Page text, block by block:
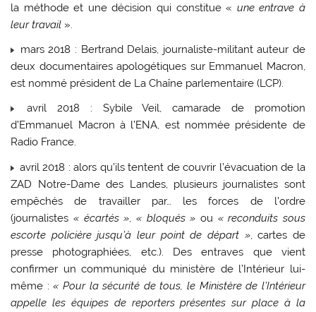
la méthode et une décision qui constitue « une entrave à
leur travail ».
mars 2018 : Bertrand Delais, journaliste-militant auteur de
deux documentaires apologétiques sur Emmanuel Macron,
est nommé président de La Chaîne parlementaire (LCP).
avril 2018 : Sybile Veil, camarade de promotion
d’Emmanuel Macron à l’ENA, est nommée présidente de
Radio France.
avril 2018 : alors qu’ils tentent de couvrir l’évacuation de la
ZAD Notre-Dame des Landes, plusieurs journalistes sont
empêchés de travailler par… les forces de l’ordre
(journalistes « écartés », « bloqués » ou « reconduits sous
escorte policière jusqu’à leur point de départ », cartes de
presse photographiées, etc.). Des entraves que vient
confirmer un communiqué du ministère de l’Intérieur lui-
même :« Pour la sécurité de tous, le Ministère de l’Intérieur
appelle les équipes de reporters présentes sur place à la